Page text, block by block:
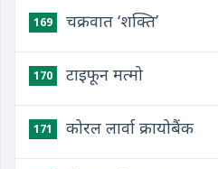
169 चक्रवात ‘शक्ति’
170 टाइफून मत्मो
171 कोरल लार्वा क्रायोबैंक